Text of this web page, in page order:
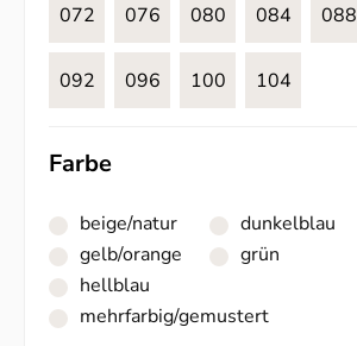
072 076 080 084 088
092 096 100 104
Farbe
beige/natur
dunkelblau
gelb/orange
grün
hellblau
mehrfarbig/gemustert